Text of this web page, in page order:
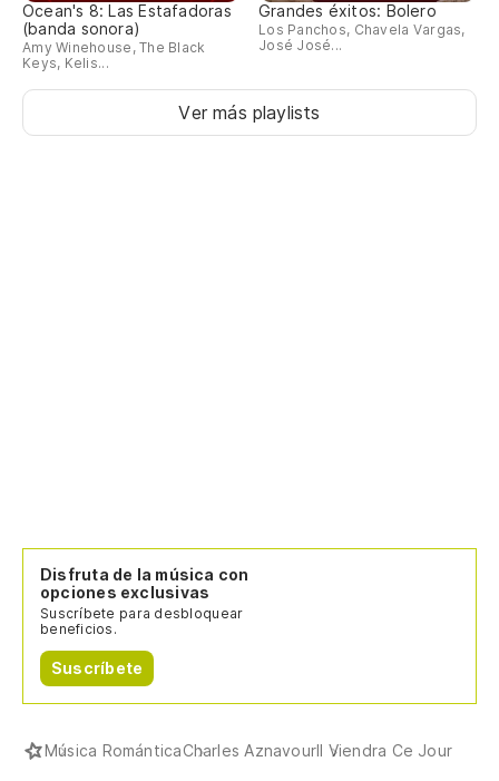
Ocean's 8: Las Estafadoras
(banda sonora)
Amy Winehouse, The Black
Keys, Kelis...
Grandes éxitos: Bolero
Los Panchos, Chavela Vargas,
José José...
Ver más playlists
Disfruta de la música con
opciones exclusivas
Suscríbete para desbloquear
beneficios.
Suscríbete
Música RománticaCharles AznavourIl Viendra Ce Jour